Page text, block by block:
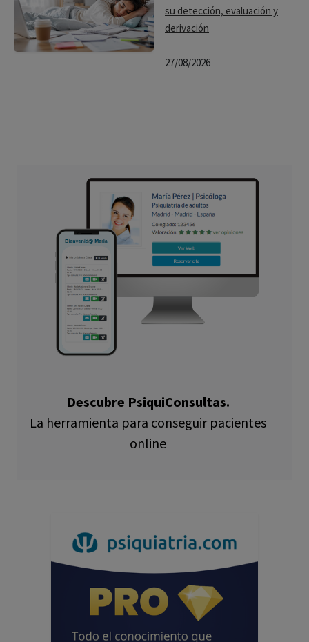
su detección, evaluación y
derivación
27/08/2026
Descubre PsiquiConsultas.
La herramienta para conseguir pacientes
online